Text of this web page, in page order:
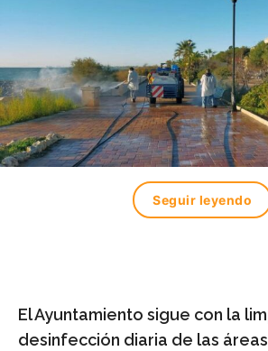
Seguir leyendo
El Ayuntamiento sigue con la
desinfección diaria de las